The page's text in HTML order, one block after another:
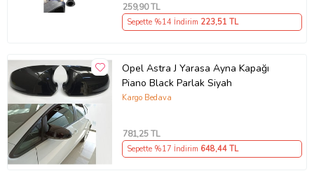
259,90 TL
Sepette %14 İndirim 223,51 TL
Opel Astra J Yarasa Ayna Kapağı
Piano Black Parlak Siyah
Kargo Bedava
781,25 TL
Sepette %17 İndirim 648,44 TL